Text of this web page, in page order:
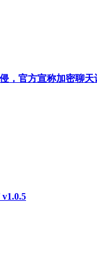
，官方宣称加密聊天